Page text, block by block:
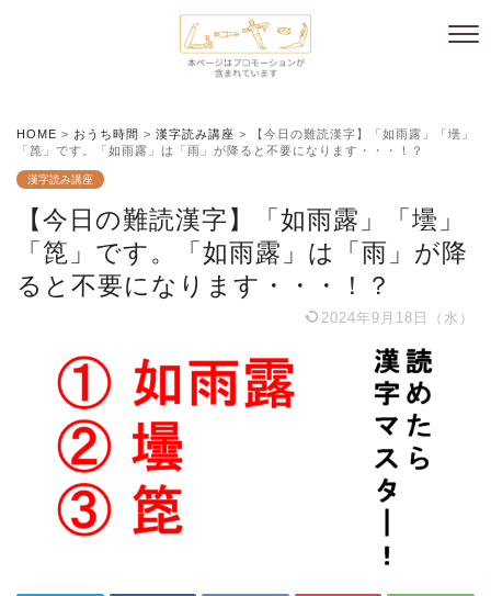
HOME > おうち時間 > 漢字読み講座 >
【今日の難読漢字】「如雨露」「壜」
「箆」です。「如雨露」は「雨」が降ると不要になります・・・！？
漢字読み講座
【今日の難読漢字】「如雨露」「壜」
「箆」です。「如雨露」は「雨」が降
ると不要になります・・・！？
2024年9月18日（水）